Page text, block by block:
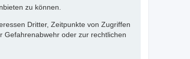
zu können.
Dritter, Zeitpunkte von Zugriffen
Gefahrenabwehr oder zur rechtlichen